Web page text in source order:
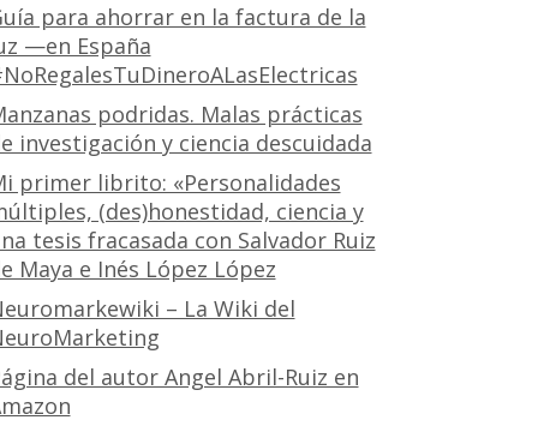
para ahorrar en la factura de la
—en España
podridas. Malas prácticas
investigación y ciencia descuidada
primer librito: «Personalidades
(des)honestidad, ciencia y
tesis fracasada con Salvador Ruiz
Maya e Inés López López
– La Wiki del
del autor Angel Abril-Ruiz en